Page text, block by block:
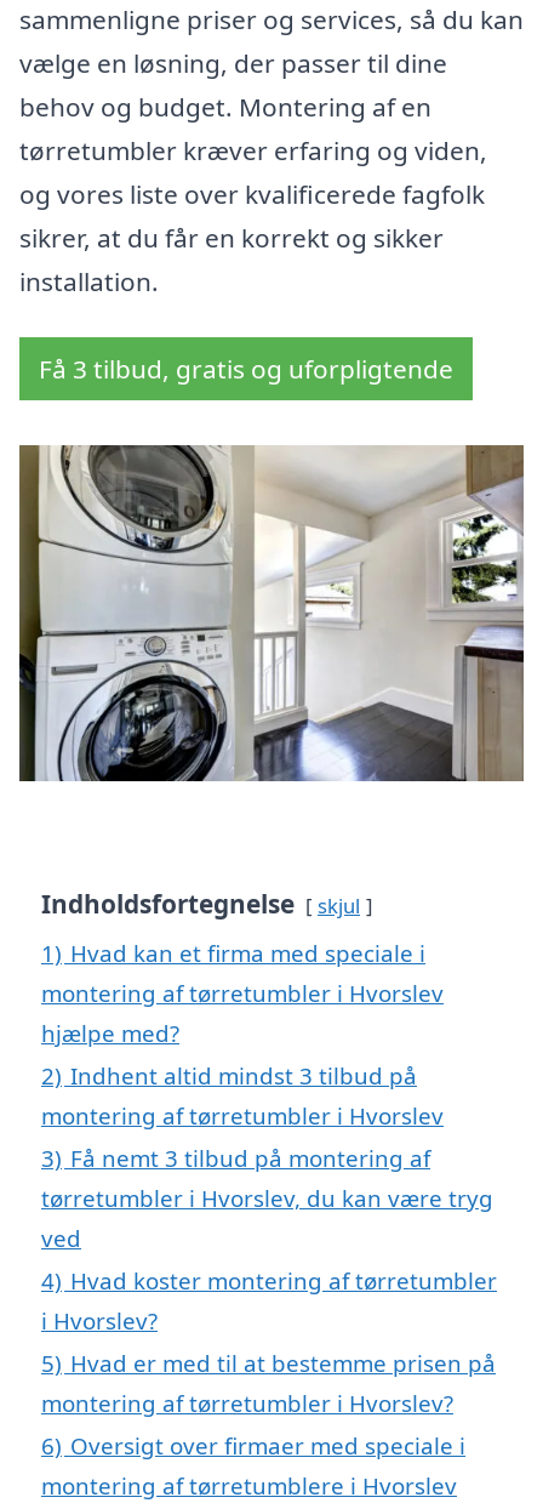
sammenligne priser og services, så du kan
vælge en løsning, der passer til dine
behov og budget. Montering af en
tørretumbler kræver erfaring og viden,
og vores liste over kvalificerede fagfolk
sikrer, at du får en korrekt og sikker
installation.
Få 3 tilbud, gratis og uforpligtende
Indholdsfortegnelse skjul
1) Hvad kan et firma med speciale i
montering af tørretumbler i Hvorslev
hjælpe med?
2) Indhent altid mindst 3 tilbud på
montering af tørretumbler i Hvorslev
3) Få nemt 3 tilbud på montering af
tørretumbler i Hvorslev, du kan være tryg
ved
4) Hvad koster montering af tørretumbler
i Hvorslev?
5) Hvad er med til at bestemme prisen på
montering af tørretumbler i Hvorslev?
6) Oversigt over firmaer med speciale i
montering af tørretumblere i Hvorslev